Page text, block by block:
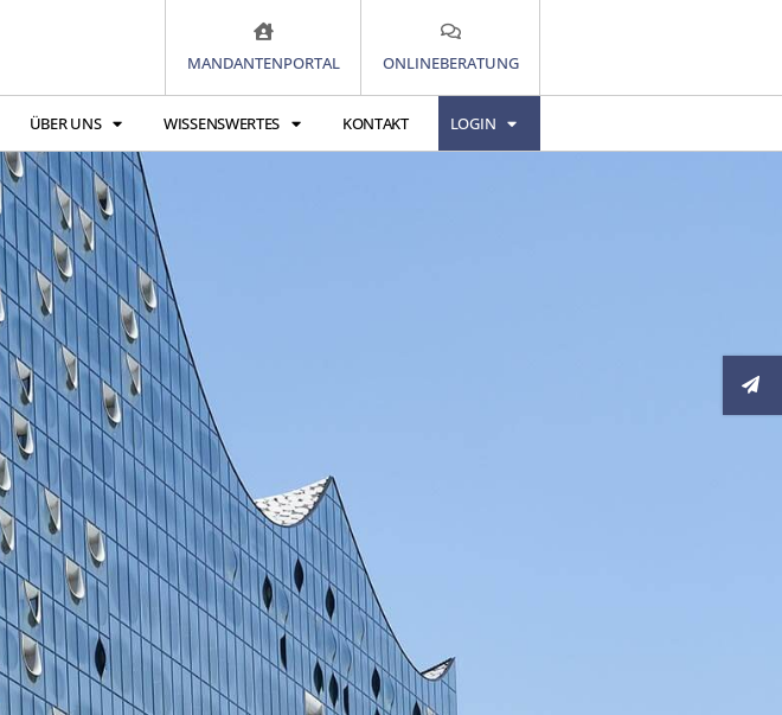
MANDANTENPORTAL ONLINEBERATUNG
ÜBER UNS WISSENSWERTES KONTAKT LOGIN